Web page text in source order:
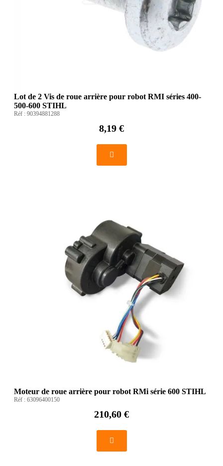
Lot de 2 Vis de roue arrière pour robot RMI séries 400-
500-600 STIHL
Réf : 90394881288
8,19 €
Moteur de roue arrière pour robot RMi série 600 STIHL
Réf : 63096400150
210,60 €